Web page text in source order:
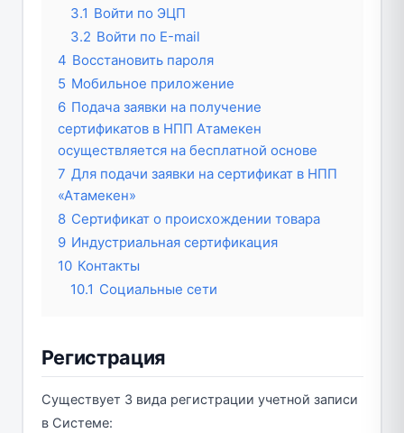
3.1 Войти по ЭЦП
3.2 Войти по Е-mail
4 Восстановить пароля
5 Мобильное приложение
6 Подача заявки на получение
сертификатов в НПП Атамекен
осуществляется на бесплатной основе
7 Для подачи заявки на сертификат в НПП
«Атамекен»
8 Сертификат о происхождении товара
9 Индустриальная сертификация
10 Контакты
10.1 Социальные сети
Регистрация
Существует 3 вида регистрации учетной записи
в Системе: